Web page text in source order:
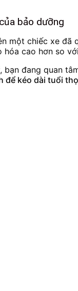
bảo dưỡng
một chiếc xe
cao hơn so
, bạn đang quan
để kéo dài tuổi thọ